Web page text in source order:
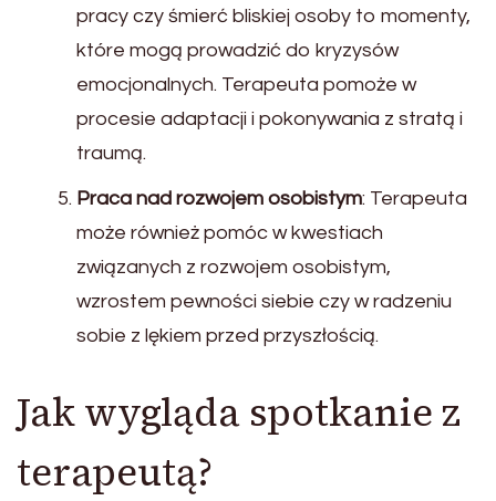
pracy czy śmierć bliskiej osoby to momenty,
które mogą prowadzić do kryzysów
emocjonalnych. Terapeuta pomoże w
procesie adaptacji i pokonywania z stratą i
traumą.
Praca nad rozwojem osobistym: Terapeuta
może również pomóc w kwestiach
związanych z rozwojem osobistym,
wzrostem pewności siebie czy w radzeniu
sobie z lękiem przed przyszłością.
Jak wygląda spotkanie z
terapeutą?